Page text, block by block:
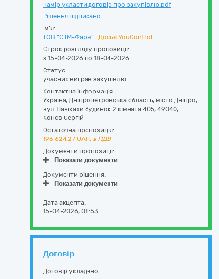
намір укласти договір про закупівлю.pdf
Рішення підписано
Ім'я:
ТОВ "СТМ-Фарм"
Досьє YouControl
Строк розгляду пропозиції:
з 15-04-2026 по 18-04-2026
Статус:
учасник виграв закупівлю
Контактна інформація:
Україна, Дніпропетровська область, місто Дніпро,
вул.Панікахи будинок 2 кімната 405, 49040,
Конєв Сергій
Остаточна пропозиція:
196 624,27 UAH, з ПДВ
Документи пропозиції:
Показати документи
Документи рішення:
Показати документи
Дата акцепта:
15-04-2026, 08:53
Договір
Договір укладено